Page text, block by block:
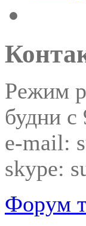
Режим
будни с
e-mail:
skype:
Форум